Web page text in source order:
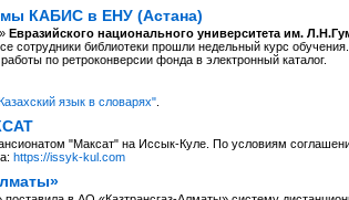
КАБИС в ЕНУ (Астана)
Евразийского национального университета им.
сотрудники библиотеки прошли недельный курс
по ретроконверсии фонда в электронный каталог.
язык в словарях"
"Максат" на Иссык-Куле. По условиям
https://issyk-kul.com